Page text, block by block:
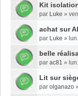
Kit
par Luke »
achat sur
par Luke »
belle
par ac81 »
Lit sur
par olganazo »